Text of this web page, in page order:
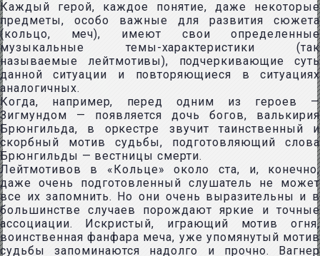
Каждый герой, каждое понятие, даже некоторые
предметы, особо важные для развития сюжета
(кольцо, меч), имеют свои определенные
музыкальные темы-характеристики (так
называемые лейтмотивы), подчеркивающие суть
данной ситуации и повторяющиеся в ситуациях
аналогичных.
Когда, например, перед одним из героев —
Зигмундом — появляется дочь богов, валькирия
Брюнгильда, в оркестре звучит таинственный и
скорбный мотив судьбы, подготовляющий слова
Брюнгильды — вестницы смерти.
Лейтмотивов в «Кольце» около ста, и, конечно,
даже очень подготовленный слушатель не может
все их запомнить. Но они очень выразительны и в
большинстве случаев порождают яркие и точные
ассоциации. Искристый, играющий мотив огня,
воинственная фанфара меча, уже упомянутый мотив
судьбы запоминаются надолго и прочно. Вагнер